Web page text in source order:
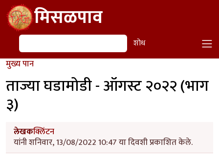
Skip to main contentमिसळपाव
शोध शोध
मुख्य पान
ताज्या घडामोडी - ऑगस्ट २०२२ (भाग
३)
लेखकक्लिंटन
यांनी शनिवार, 13/08/2022 10:47 या दिवशी प्रकाशित केले.